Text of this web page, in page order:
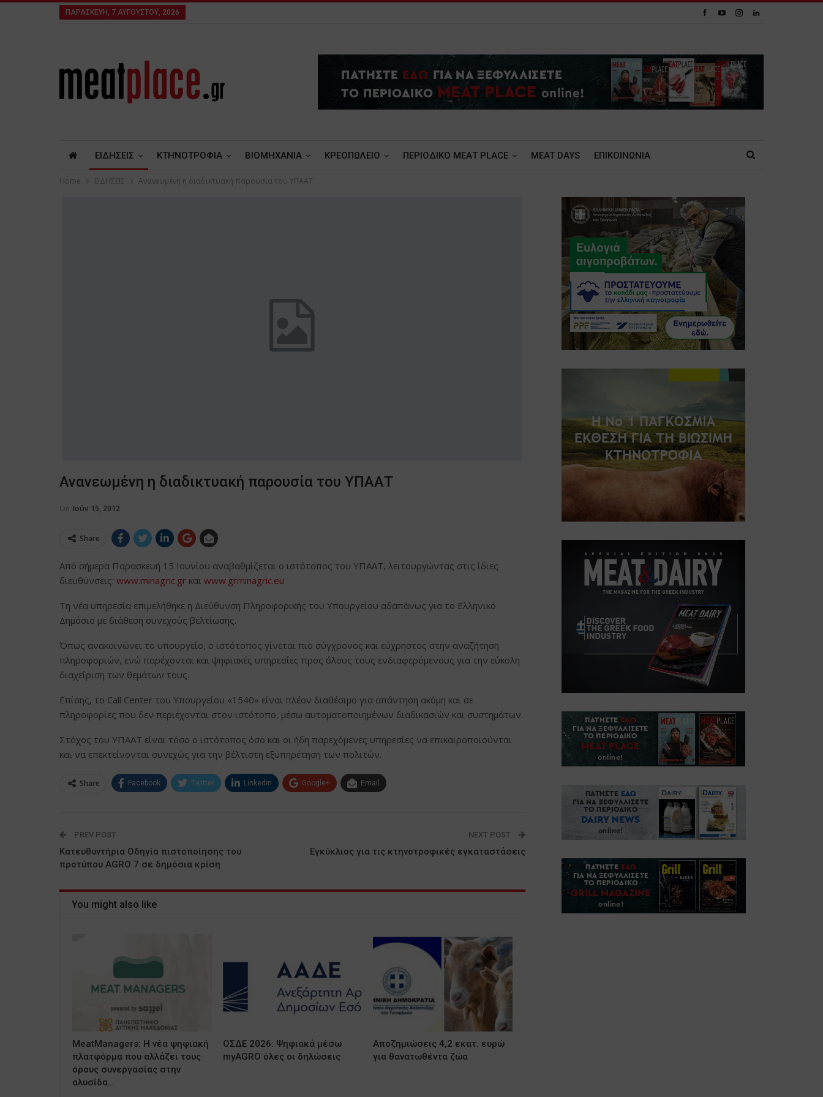
ΠΑΡΑΣΚΕΥΉ, 7 ΑΥΓΟΎΣΤΟΥ, 2026
ΕΙΔΗΣΕΙΣ ΚΤΗΝΟΤΡΟΦΙΑ ΒΙΟΜΗΧΑΝΙΑ ΚΡΕΟΠΩΛΕΙΟ ΠΕΡΙΟΔΙΚΟ ΜΕΑΤ PLACE MEAT DAYS ΕΠΙΚΟΙΝΩΝΙΑ
Home ΕΙΔΗΣΕΙΣ Ανανεωμένη η διαδικτυακή παρουσία του ΥΠΑΑΤ
Ανανεωμένη η διαδικτυακή παρουσία του ΥΠΑΑΤ
On Ιούν 15, 2012
Share
Από σήμερα Παρασκευή 15 Ιουνίου αναβαθμίζεται ο ιστότοπος του ΥΠΑΑΤ, λειτουργώντας στις ίδιες
διευθύνσεις: www.minagric.gr και www.grminagric.eu
Τη νέα υπηρεσία επιμελήθηκε η Διεύθυνση Πληροφορικής του Υπουργείου αδαπάνως για το Ελληνικό
Δημόσιο με διάθεση συνεχούς βελτίωσης.
Όπως ανακοινώνει το υπουργείο, ο ιστότοπος γίνεται πιο σύγχρονος και εύχρηστος στην αναζήτηση
πληροφοριών, ενώ παρέχονται και ψηφιακές υπηρεσίες προς όλους τους ενδιαφερόμενους για την εύκολη
διαχείριση των θεμάτων τους.
Επίσης, το Call Center του Υπουργείου «1540» είναι πλέον διαθέσιμο για απάντηση ακόμη και σε
πληροφορίες που δεν περιέχονται στον ιστότοπο, μέσω αυτοματοποιημένων διαδικασιών και συστημάτων.
Στόχος του ΥΠΑΑΤ είναι τόσο ο ιστότοπος όσο και οι ήδη παρεχόμενες υπηρεσίες να επικαιροποιούνται
και να επεκτείνονται συνεχώς για την βέλτιστη εξυπηρέτηση των πολιτών.
Share Facebook Twitter Linkedin Google+ Email
PREV POST
Κατευθυντήρια Οδηγία πιστοποίησης του
προτύπου AGRO 7 σε δημόσια κρίση
NEXT POST
Εγκύκλιος για τις κτηνοτροφικές εγκαταστάσεις
You might also like
MeatManagers: Η νέα ψηφιακή
πλατφόρμα που αλλάζει τους
όρους συνεργασίας στην
αλυσίδα…
ΟΣΔΕ 2026: Ψηφιακά μέσω
myAGRO όλες οι δηλώσεις
Αποζημιώσεις 4,2 εκατ. ευρώ
για θανατωθέντα ζώα